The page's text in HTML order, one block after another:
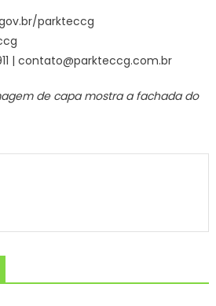
parkteccg
| contato@parkteccg.com.br
de capa mostra a fachada do